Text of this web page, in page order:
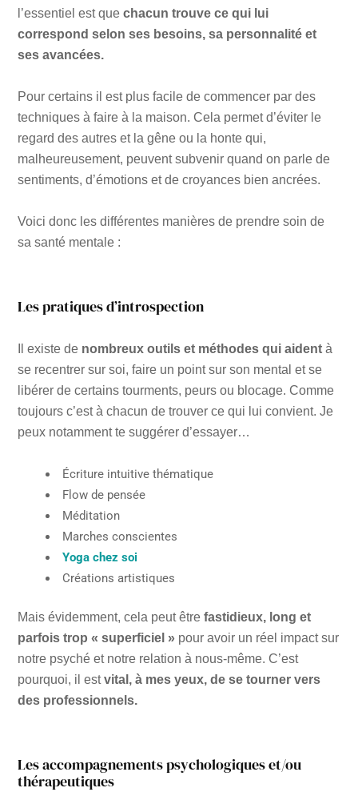
l’essentiel est quechacun trouve ce qui lui
correspond selon ses besoins, sa personnalité et
ses avancées.
Pour certains il est plus facile de commencer par des
techniques à faire à la maison. Cela permet d’éviter le
regard des autres et la gêne ou la honte qui,
malheureusement, peuvent subvenir quand on parle de
sentiments, d’émotions et de croyances bien ancrées.
Voici donc les différentes manières de prendre soin de
sa santé mentale :
Les pratiques d’introspection
Il existe de nombreux outils et méthodes qui aident à
se recentrer sur soi, faire un point sur son mental et se
libérer de certains tourments, peurs ou blocage. Comme
toujours c’est à chacun de trouver ce qui lui convient. Je
peux notamment te suggérer d’essayer…
Écriture intuitive thématique
Flow de pensée
Méditation
Marches conscientes
Yoga chez soi
Créations artistiques
Mais évidemment, cela peut être fastidieux, long et
parfois trop « superficiel » pour avoir un réel impact sur
notre psyché et notre relation à nous-même. C’est
pourquoi, il estvital, à mes yeux, de se tourner vers
des professionnels.
Les accompagnements psychologiques et/ou
thérapeutiques